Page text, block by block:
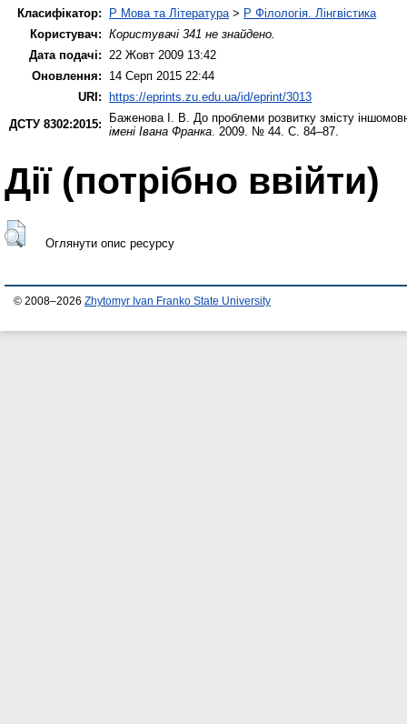
Класифікатор:
P Мова та Література > P Філологія. Лінгвістика
Користувач: Користувачі 341 не знайдено.
Дата подачі:
22 Жовт 2009 13:42
Оновлення:
14 Серп 2015 22:44
URI: https://eprints.zu.edu.ua/id/eprint/3013
ДСТУ 8302:2015:
Баженова І. В.
До проблеми розвитку змісту
імені Івана Франка . 2009. № 44. С. 84–87.
Дії ​​(потрібно ввійти)
Оглянути опис ресурсу
© 2008–2026 Zhytomyr Ivan Franko State University